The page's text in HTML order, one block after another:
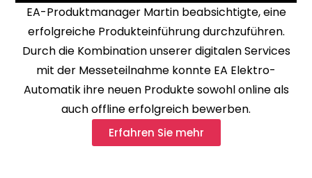
EA-Produktmanager Martin beabsichtigte, eine
erfolgreiche Produkteinführung durchzuführen.
Durch die Kombination unserer digitalen Services
mit der Messeteilnahme konnte EA Elektro-
Automatik ihre neuen Produkte sowohl online als
auch offline erfolgreich bewerben.
Erfahren Sie mehr